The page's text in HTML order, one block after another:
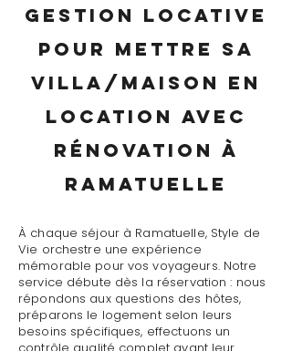
gestion locative
pour mettre sa
villa/maison en
location avec
rénovation à
Ramatuelle
À chaque séjour à Ramatuelle, Style de
Vie orchestre une expérience
mémorable pour vos voyageurs. Notre
service débute dès la réservation : nous
répondons aux questions des hôtes,
préparons le logement selon leurs
besoins spécifiques, effectuons un